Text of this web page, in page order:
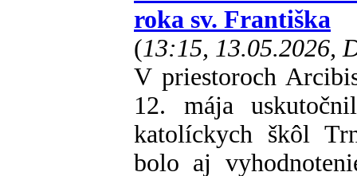
roka sv. Františka
(13:15, 13.05.2026,
V priestoroch
12. mája
katolíckych škôl
bolo aj